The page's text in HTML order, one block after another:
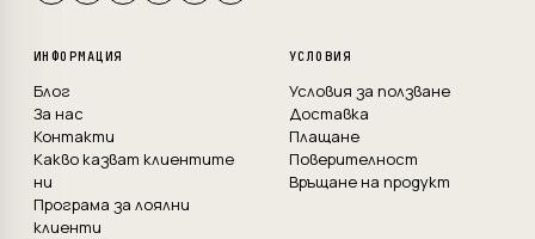
ИНФОРМАЦИЯ
Блог
За нас
Контакти
Какво казват клиентите
ни
Програма за лоялни
клиенти
УСЛОВИЯ
Условия за ползване
Доставка
Плащане
Поверителност
Връщане на продукт